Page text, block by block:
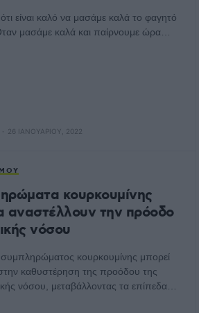
είναι καλό να μασάμε καλά το φαγητό
μασάμε καλά και παίρνουμε ώρα…
26 ΙΑΝΟΥΑΡΊΟΥ, 2022
κουρκουμίνης
αναστέλλουν την πρόοδο
νόσου
κουρκουμίνης μπορεί
καθυστέρηση της προόδου της
νόσου, μεταβάλλοντας τα επίπεδα…